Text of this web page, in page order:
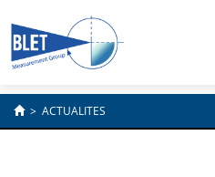
> ACTUALITES